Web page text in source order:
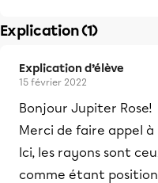
Explication (1)
Explication d’élève
15 février 2022
Bonjour Jupiter Rose!
Merci de faire appel à
Ici, les rayons sont
comme étant